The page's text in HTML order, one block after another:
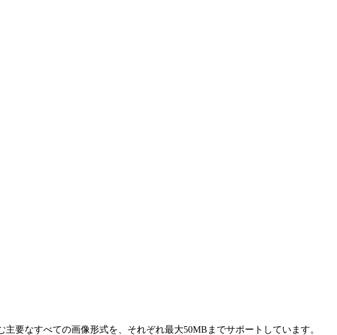
要なすべての画像形式を、それぞれ最大50MBまでサポートしています。